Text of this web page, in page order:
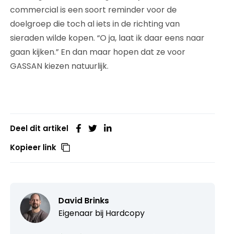
commercial is een soort reminder voor de
doelgroep die toch al iets in de richting van
sieraden wilde kopen. “O ja, laat ik daar eens naar
gaan kijken.” En dan maar hopen dat ze voor
GASSAN kiezen natuurlijk.
Deel dit artikel
Kopieer link
David Brinks
Eigenaar bij Hardcopy